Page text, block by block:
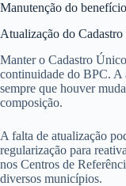
Manutenção do
Atualização do
Manter o Cadastro
continuidade do BPC. A
sempre que houver
composição.
A falta de atualização
regularização para
nos Centros de
diversos municípios.